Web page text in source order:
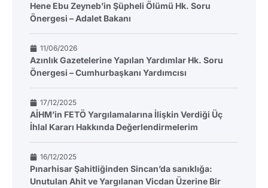
Hene Ebu Zeyneb’in Şüpheli Ölümü Hk. Soru
Önergesi – Adalet Bakanı
11/06/2026
Azınlık Gazetelerine Yapılan Yardımlar Hk. Soru
Önergesi – Cumhurbaşkanı Yardımcısı
17/12/2025
AİHM’in FETÖ Yargılamalarına İlişkin Verdiği Üç
İhlal Kararı Hakkında Değerlendirmelerim
16/12/2025
Pınarhisar Şahitliğinden Sincan’da sanıklığa:
Unutulan Ahit ve Yargılanan Vicdan Üzerine Bir